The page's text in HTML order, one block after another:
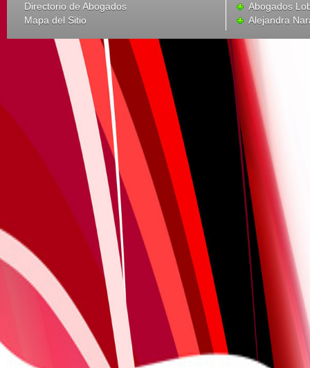
Directorio de Abogados
Mapa del Sitio
Abogados
Alejandra